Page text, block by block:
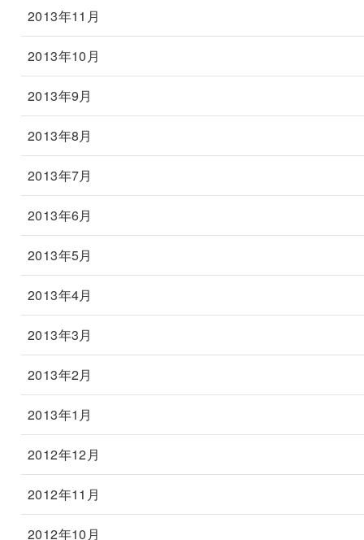
2013年11月
2013年10月
2013年9月
2013年8月
2013年7月
2013年6月
2013年5月
2013年4月
2013年3月
2013年2月
2013年1月
2012年12月
2012年11月
2012年10月